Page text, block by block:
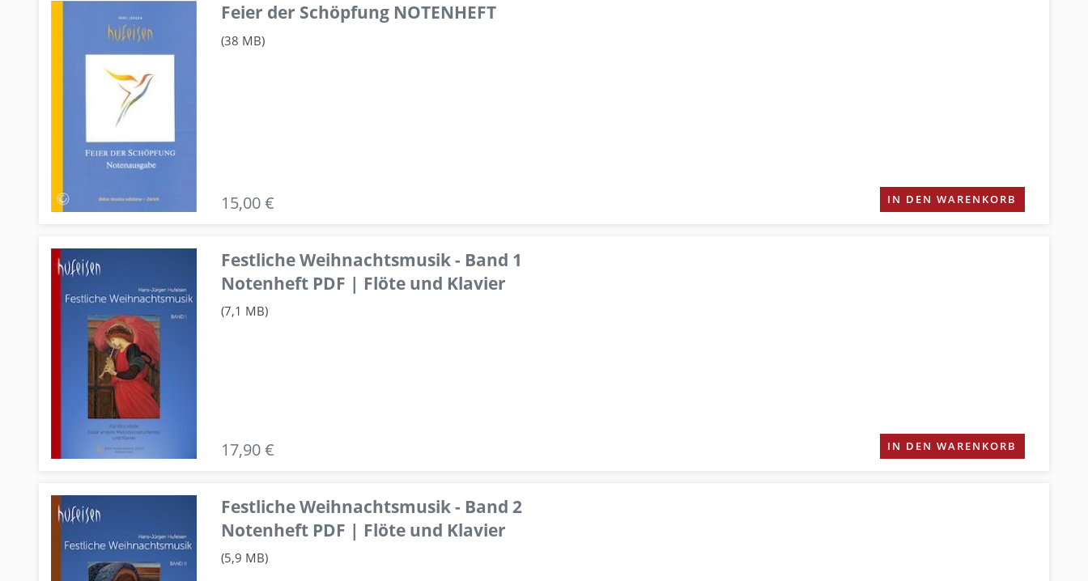
Feier der Schöpfung NOTENHEFT
(38 MB)
15,00 € IN DEN WARENKORB
Festliche Weihnachtsmusik - Band 1
Notenheft PDF | Flöte und Klavier
(7,1 MB)
17,90 € IN DEN WARENKORB
Festliche Weihnachtsmusik - Band 2
Notenheft PDF | Flöte und Klavier
(5,9 MB)